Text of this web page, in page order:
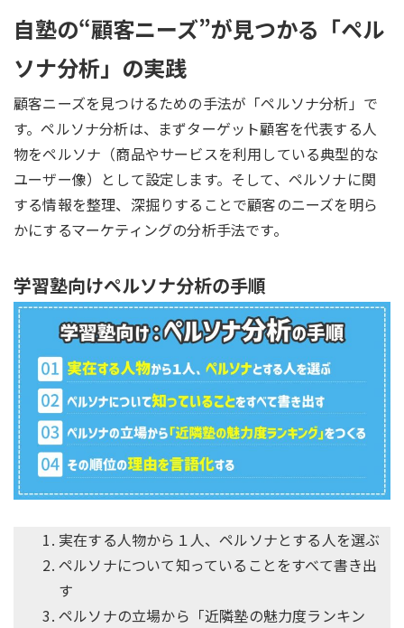
自塾の“顧客ニーズ”が見つかる「ペル
ソナ分析」の実践
顧客ニーズを見つけるための手法が「ペルソナ分析」で
す。ペルソナ分析は、まずターゲット顧客を代表する人
物をペルソナ（商品やサービスを利用している典型的な
ユーザー像）として設定します。そして、ペルソナに関
する情報を整理、深掘りすることで顧客のニーズを明ら
かにするマーケティングの分析手法です。
学習塾向けペルソナ分析の手順
実在する人物から１人、ペルソナとする人を選ぶ
ペルソナについて知っていることをすべて書き出
す
ペルソナの立場から「近隣塾の魅力度ランキン